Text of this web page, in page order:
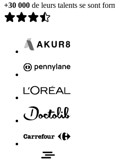
+30 000 de leurs talents se sont